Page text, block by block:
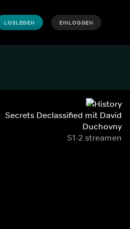
LOSLEGEN EINLOGGEN
Secrets Declassified mit David
Duchovny
S1-2 streamen